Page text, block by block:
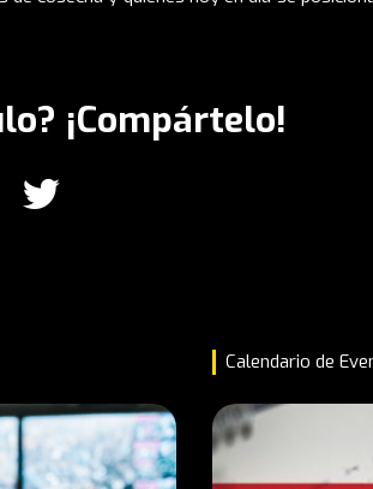
¡Compártelo!
Calendario de